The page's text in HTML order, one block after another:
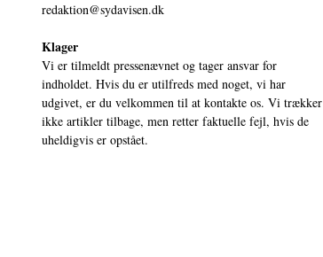
redaktion@sydavisen.dk
Klager
Vi er tilmeldt pressenævnet og tager ansvar for
indholdet. Hvis du er utilfreds med noget, vi har
udgivet, er du velkommen til at kontakte os. Vi trækker
ikke artikler tilbage, men retter faktuelle fejl, hvis de
uheldigvis er opstået.